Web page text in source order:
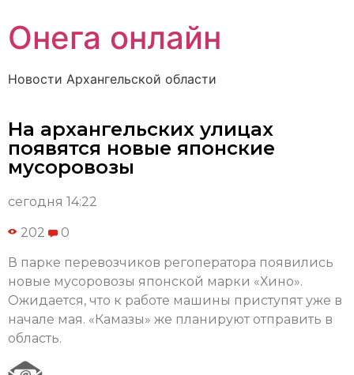
Онега онлайн
Новости Архангельской области
На архангельских улицах
появятся новые японские
мусоровозы
сегодня 14:22
202 0
В парке перевозчиков регоператора появились
новые мусоровозы японской марки «Хино».
Ожидается, что к работе машины приступят уже в
начале мая. «Камазы» же планируют отправить в
область.